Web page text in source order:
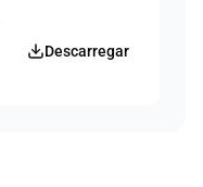
Descarregar